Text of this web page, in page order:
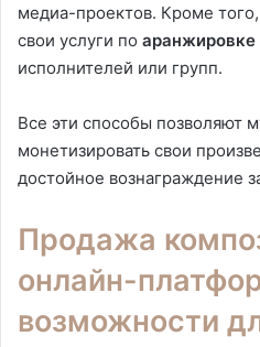
медиа-проектов. Кроме
свои услуги по аранжировке
исполнителей или групп.
Все эти способы позволяют
монетизировать свои
достойное вознаграждение
Продажа
онлайн-
возможности